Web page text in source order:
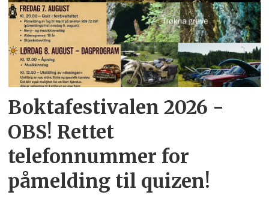
Boktafestivalen 2026 -
OBS! Rettet
telefonnummer for
påmelding til quizen!